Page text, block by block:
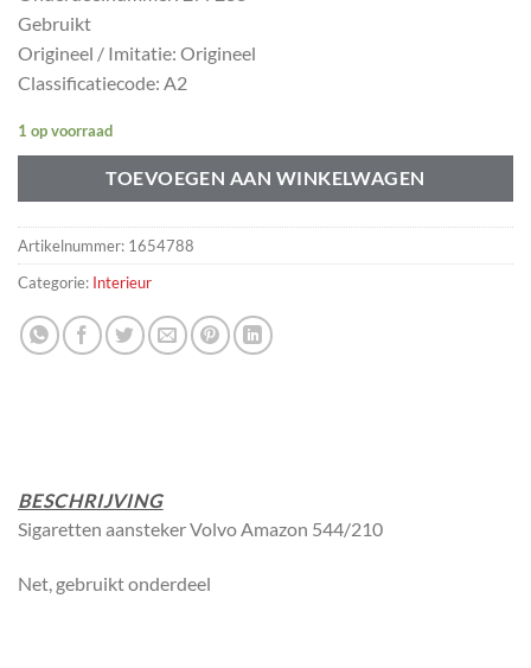
Gebruikt
Origineel / Imitatie: Origineel
Classificatiecode: A2
1 op voorraad
TOEVOEGEN AAN WINKELWAGEN
Artikelnummer: 1654788
Categorie: Interieur
BESCHRIJVING
Sigaretten aansteker Volvo Amazon 544/210
Net, gebruikt onderdeel